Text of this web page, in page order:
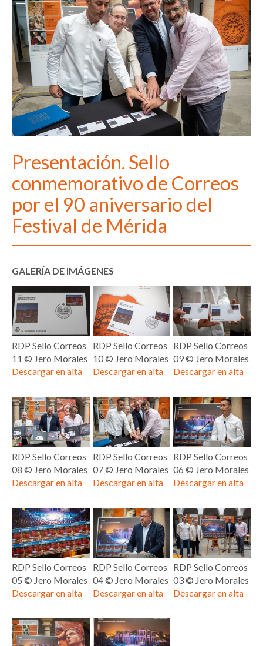
Presentación. Sello
conmemorativo de Correos
por el 90 aniversario del
Festival de Mérida
GALERÍA DE IMÁGENES
RDP Sello Correos
11 ©️ Jero Morales
Descargar en alta
RDP Sello Correos
10 ©️ Jero Morales
Descargar en alta
RDP Sello Correos
09 ©️ Jero Morales
Descargar en alta
RDP Sello Correos
08 ©️ Jero Morales
Descargar en alta
RDP Sello Correos
07 ©️ Jero Morales
Descargar en alta
RDP Sello Correos
06 ©️ Jero Morales
Descargar en alta
RDP Sello Correos
05 ©️ Jero Morales
Descargar en alta
RDP Sello Correos
04 ©️ Jero Morales
Descargar en alta
RDP Sello Correos
03 ©️ Jero Morales
Descargar en alta